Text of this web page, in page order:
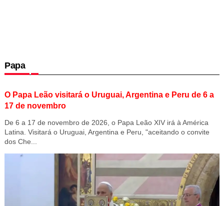
Papa
O Papa Leão visitará o Uruguai, Argentina e Peru de 6 a
17 de novembro
De 6 a 17 de novembro de 2026, o Papa Leão XIV irá à América
Latina. Visitará o Uruguai, Argentina e Peru, "aceitando o convite
dos Che...